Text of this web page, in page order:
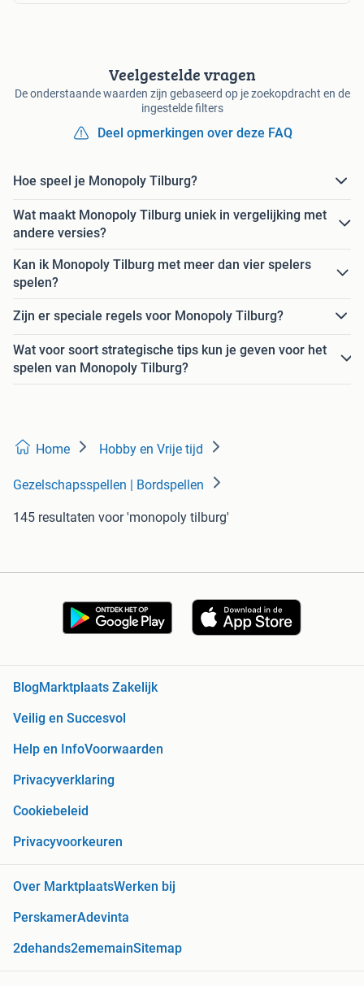
Veelgestelde vragen
De onderstaande waarden zijn gebaseerd op je zoekopdracht en de
ingestelde filters
Deel opmerkingen over deze FAQ
Hoe speel je Monopoly Tilburg?
Wat maakt Monopoly Tilburg uniek in vergelijking met
andere versies?
Kan ik Monopoly Tilburg met meer dan vier spelers
spelen?
Zijn er speciale regels voor Monopoly Tilburg?
Wat voor soort strategische tips kun je geven voor het
spelen van Monopoly Tilburg?
Home Hobby en Vrije tijd
Gezelschapsspellen | Bordspellen
145 resultaten voor 'monopoly tilburg'
BlogMarktplaats Zakelijk
Veilig en Succesvol
Help en InfoVoorwaarden
Privacyverklaring
Cookiebeleid
Privacyvoorkeuren
Over MarktplaatsWerken bij
PerskamerAdevinta
2dehands2ememainSitemap